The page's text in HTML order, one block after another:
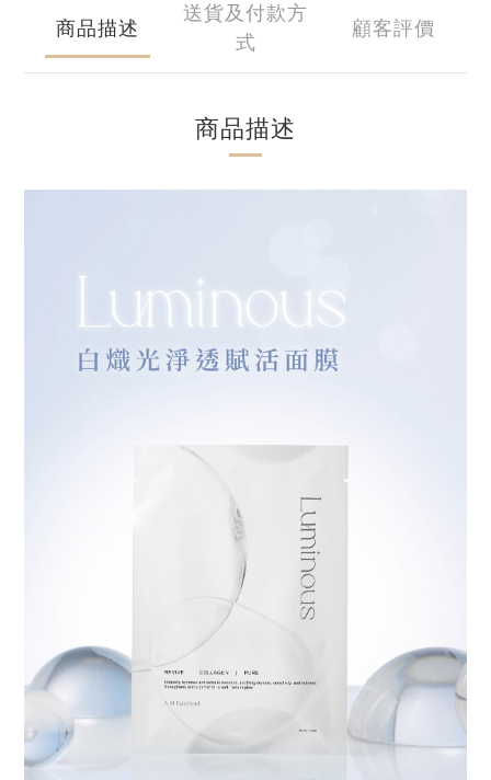
商品描述
送貨及付款方
式
顧客評價
商品描述